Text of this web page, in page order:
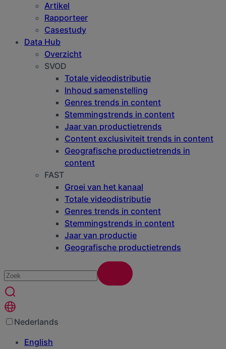
Artikel
Rapporteer
Casestudy
Data Hub
Overzicht
SVOD
Totale videodistributie
Inhoud samenstelling
Genres trends in content
Stemmingstrends in content
Jaar van productietrends
Content exclusiviteit trends in content
Geografische productietrends in
content
FAST
Groei van het kanaal
Totale videodistributie
Genres trends in content
Stemmingstrends in content
Jaar van productie
Geografische productietrends
Nederlands
English